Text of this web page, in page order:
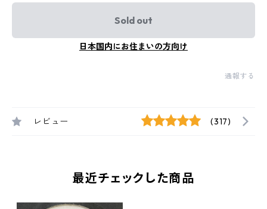
Sold out
日本国内にお住まいの方向け
通報する
レビュー (317)
最近チェックした商品